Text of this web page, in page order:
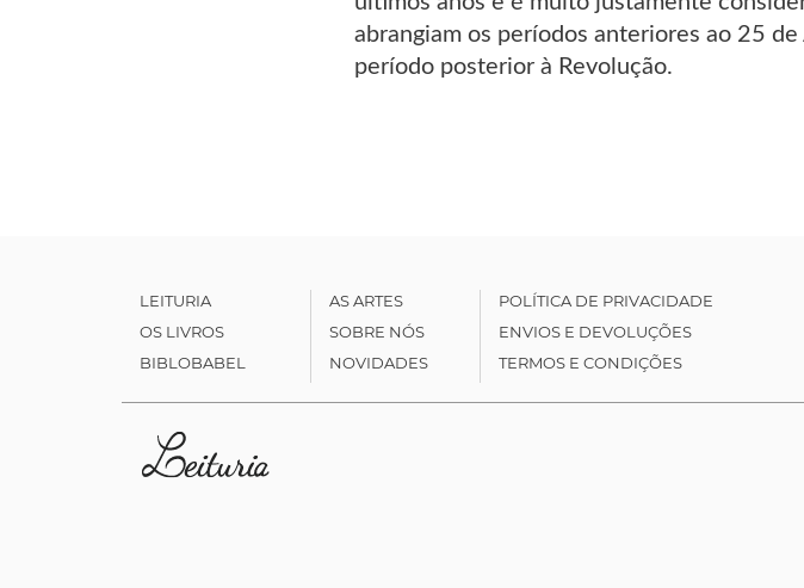
abrangiam os períodos anteriores ao 25
período posterior à Revolução.
LEITURIA
OS LIVROS
BIBLOBABEL
AS ARTES
SOBRE NÓS
NOVIDADES
POLÍTICA DE PRIVACIDADE
ENVIOS E DEVOLUÇÕES
TERMOS E CONDIÇÕES